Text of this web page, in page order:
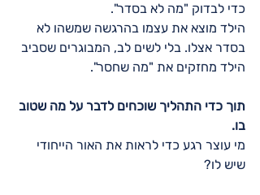
כדי לבדוק "מה לא בסדר".
הילד מוצא את עצמו בהרגשה שמשהו לא
בסדר אצלו. בלי לשים לב, המבוגרים שסביב
הילד מחזקים את "מה שחסר".
תוך כדי התהליך שוכחים לדבר על מה שטוב
בו.
מי עוצר רגע כדי לראות את האור הייחודי
שיש לו?